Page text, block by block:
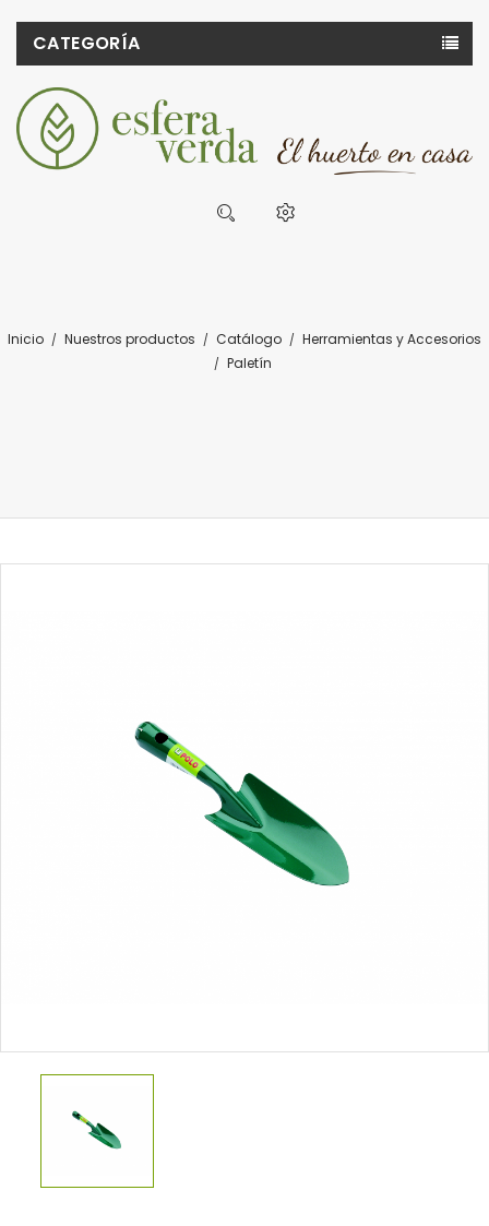
CATEGORÍA
Inicio Nuestros productos Catálogo
Herramientas y Accesorios
Paletín